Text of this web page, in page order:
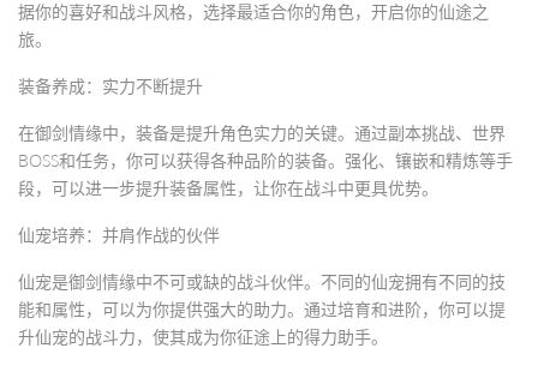
据你的喜好和战斗风格，选择最适合你的角色，开启你的仙途之
旅。
装备养成：实力不断提升
在御剑情缘中，装备是提升角色实力的关键。通过副本挑战、世界
BOSS和任务，你可以获得各种品阶的装备。强化、镶嵌和精炼等手
段，可以进一步提升装备属性，让你在战斗中更具优势。
仙宠培养：并肩作战的伙伴
仙宠是御剑情缘中不可或缺的战斗伙伴。不同的仙宠拥有不同的技
能和属性，可以为你提供强大的助力。通过培育和进阶，你可以提
升仙宠的战斗力，使其成为你征途上的得力助手。